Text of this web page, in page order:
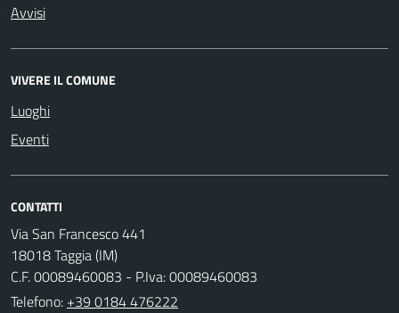
Avvisi
VIVERE IL COMUNE
Luoghi
Eventi
CONTATTI
Via San Francesco 441
18018 Taggia (IM)
C.F. 00089460083 - P.Iva: 00089460083
Telefono: +39 0184 476222